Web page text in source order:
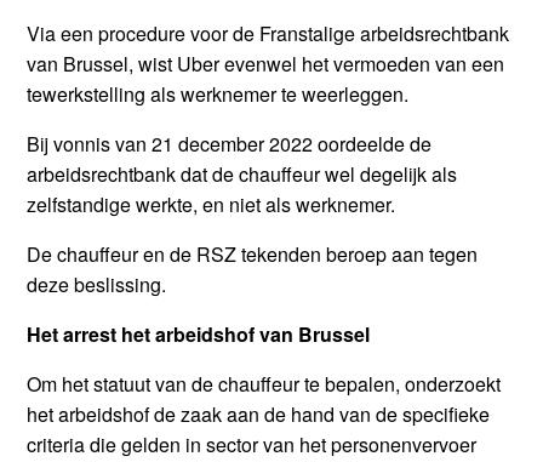
Via een procedure voor de Franstalige arbeidsrechtbank
van Brussel, wist Uber evenwel het vermoeden van een
tewerkstelling als werknemer te weerleggen.
Bij vonnis van 21 december 2022 oordeelde de
arbeidsrechtbank dat de chauffeur wel degelijk als
zelfstandige werkte, en niet als werknemer.
De chauffeur en de RSZ tekenden beroep aan tegen
deze beslissing.
Het arrest het arbeidshof van Brussel
Om het statuut van de chauffeur te bepalen, onderzoekt
het arbeidshof de zaak aan de hand van de specifieke
criteria die gelden in sector van het personenvervoer